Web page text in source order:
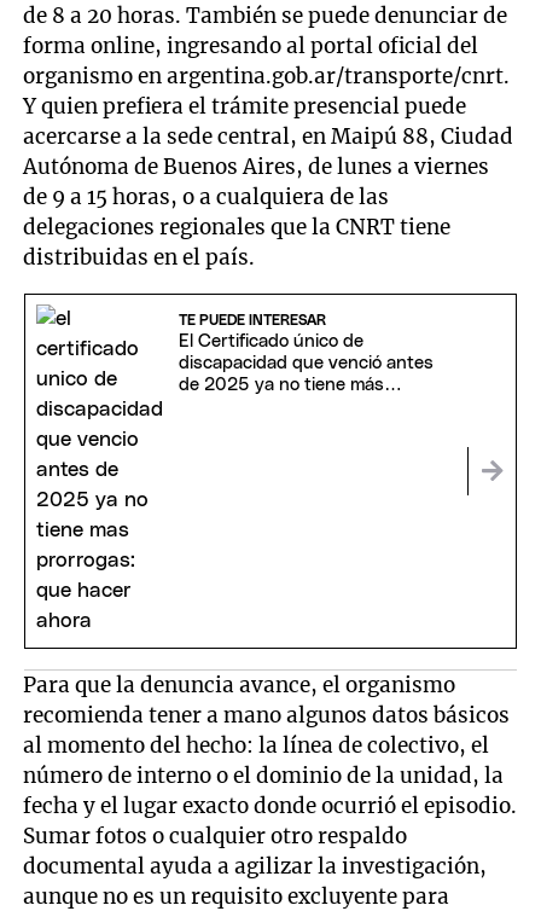
de 8 a 20 horas. También se puede denunciar de
forma online, ingresando al portal oficial del
organismo en argentina.gob.ar/transporte/cnrt.
Y quien prefiera el trámite presencial puede
acercarse a la sede central, en Maipú 88, Ciudad
Autónoma de Buenos Aires, de lunes a viernes
de 9 a 15 horas, o a cualquiera de las
delegaciones regionales que la CNRT tiene
distribuidas en el país.
TE PUEDE INTERESAR
El Certificado único de
discapacidad que venció antes
de 2025 ya no tiene más
Para que la denuncia avance, el organismo
recomienda tener a mano algunos datos básicos
al momento del hecho: la línea de colectivo, el
número de interno o el dominio de la unidad, la
fecha y el lugar exacto donde ocurrió el episodio.
Sumar fotos o cualquier otro respaldo
documental ayuda a agilizar la investigación,
aunque no es un requisito excluyente para